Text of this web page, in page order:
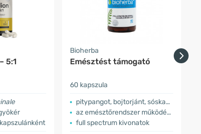
5:1
Bioherba
Emésztést támogató
60 kapszula
pitypangot, bojtorjánt, sóskaborbolyát tartalmaz
az emésztőrendszer működése
full spectrum kivonatok